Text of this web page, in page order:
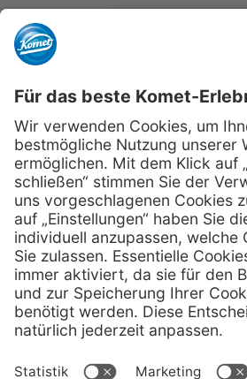
kometdental.de
Shop
Kontakt
Impressum
Datenschutz